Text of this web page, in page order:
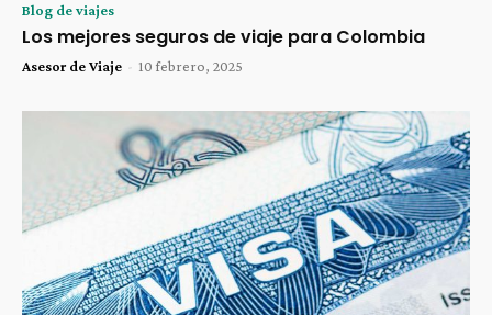
Blog de viajes
Los mejores seguros de viaje para Colombia
Asesor de Viaje - 10 febrero, 2025